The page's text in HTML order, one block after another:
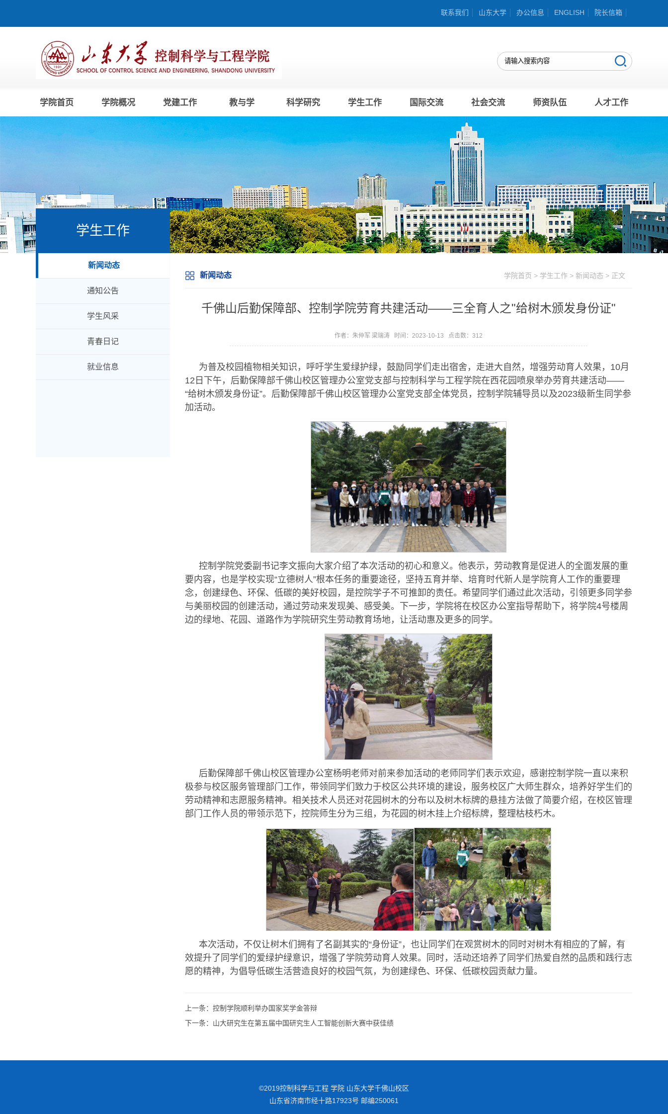
联系我们 山东大学 办公信息 ENGLISH 院长信箱
学院首页 学院概况 党建工作 教与学 科学研究 学生工作 国际交流 社会交流 师资队伍 人才工作
学生工作
新闻动态
通知公告
学生风采
青春日记
就业信息
新闻动态 学院首页 > 学生工作 > 新闻动态 > 正文
千佛山后勤保障部、控制学院劳育共建活动——三全育人之"给树木颁发身份证"
作者：朱仲军 梁瑞涛 时间：2023-10-13 点击数： 312
为普及校园植物相关知识，呼吁学生爱绿护绿，鼓励同学们走出宿舍，走进大自然，增强劳动育人效果，10月
12日下午，后勤保障部千佛山校区管理办公室党支部与控制科学与工程学院在西花园喷泉举办劳育共建活动——
“给树木颁发身份证”。后勤保障部千佛山校区管理办公室党支部全体党员，控制学院辅导员以及2023级新生同学参
加活动。
控制学院党委副书记李文振向大家介绍了本次活动的初心和意义。他表示，劳动教育是促进人的全面发展的重
要内容，也是学校实现“立德树人”根本任务的重要途径，坚持五育并举、培育时代新人是学院育人工作的重要理
念，创建绿色、环保、低碳的美好校园，是控院学子不可推卸的责任。希望同学们通过此次活动，引领更多同学参
与美丽校园的创建活动，通过劳动来发现美、感受美。下一步，学院将在校区办公室指导帮助下，将学院4号楼周
边的绿地、花园、道路作为学院研究生劳动教育场地，让活动惠及更多的同学。
后勤保障部千佛山校区管理办公室杨明老师对前来参加活动的老师同学们表示欢迎，感谢控制学院一直以来积
极参与校区服务管理部门工作，带领同学们致力于校区公共环境的建设，服务校区广大师生群众，培养好学生们的
劳动精神和志愿服务精神。相关技术人员还对花园树木的分布以及树木标牌的悬挂方法做了简要介绍，在校区管理
部门工作人员的带领示范下，控院师生分为三组，为花园的树木挂上介绍标牌，整理枯枝朽木。
本次活动，不仅让树木们拥有了名副其实的“身份证”，也让同学们在观赏树木的同时对树木有相应的了解，有
效提升了同学们的爱绿护绿意识，增强了学院劳动育人效果。同时，活动还培养了同学们热爱自然的品质和践行志
愿的精神，为倡导低碳生活营造良好的校园气氛，为创建绿色、环保、低碳校园贡献力量。
上一条： 控制学院顺利举办国家奖学金答辩
下一条： 山大研究生在第五届中国研究生人工智能创新大赛中获佳绩
©2019控制科学与工程 学院 山东大学千佛山校区
山东省济南市经十路17923号 邮编250061